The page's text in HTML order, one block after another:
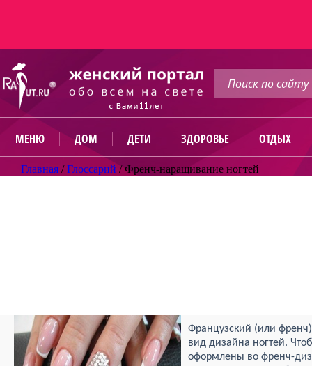
МЕНЮ ДОМ ДЕТИ ЗДОРОВЬЕ ОТДЫХ
Главная /Глоссарий /Френч-наращивание ногтей
Французский (или
вид дизайна ногтей.
оформлены во френч-